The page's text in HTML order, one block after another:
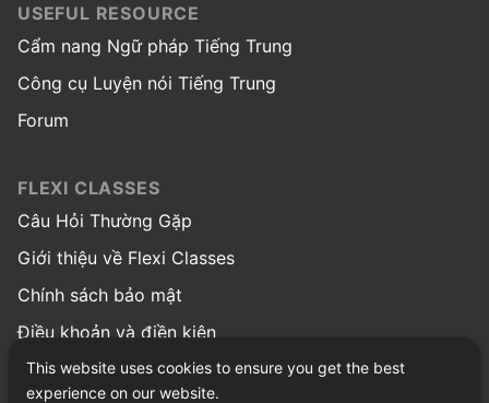
USEFUL RESOURCE
Cẩm nang Ngữ pháp Tiếng Trung
Công cụ Luyện nói Tiếng Trung
Forum
FLEXI CLASSES
Câu Hỏi Thường Gặp
Giới thiệu về Flexi Classes
Chính sách bảo mật
Điều khoản và điền kiện
© Copyright 2026 Flexi Classes
This website uses cookies to ensure you get the best
experience on our website.